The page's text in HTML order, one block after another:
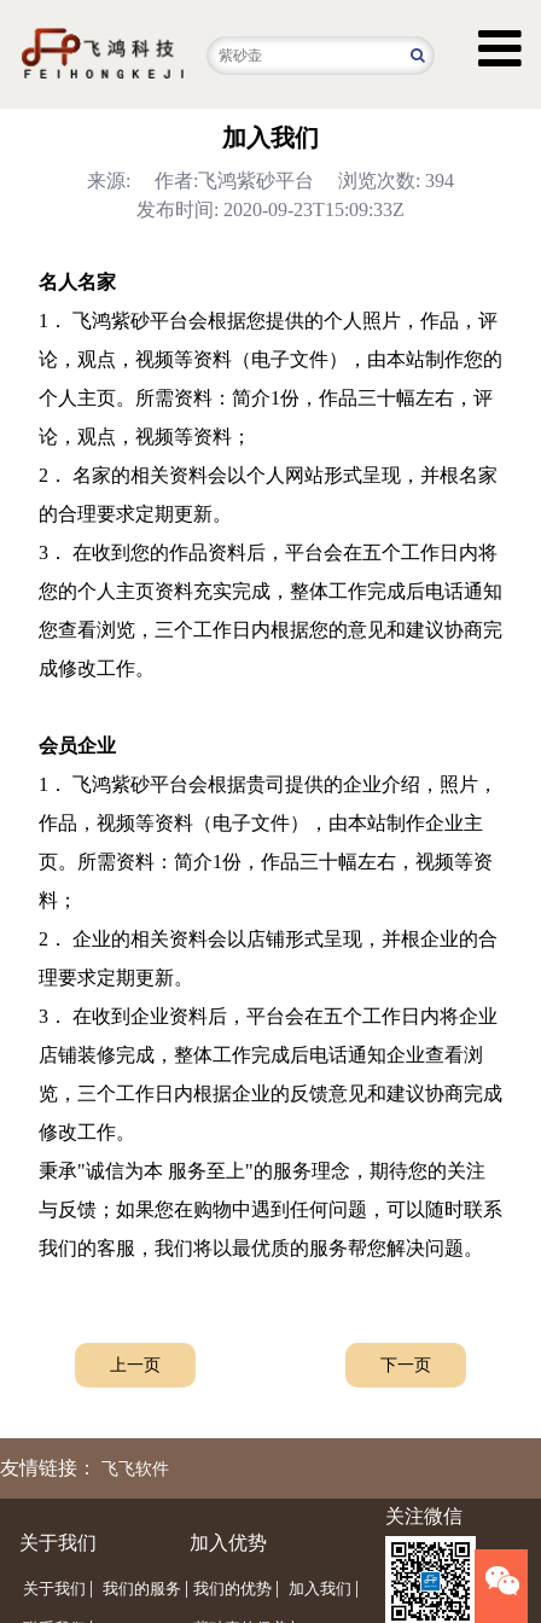
加入我们
来源: 作者:飞鸿紫砂平台
浏览次数: 394
发布时间: 2020-09-23T15:09:33Z
名人名家
1． 飞鸿紫砂平台会根据您提供的个人照片，作品，评
论，观点，视频等资料（电子文件），由本站制作您的
个人主页。所需资料：简介1份，作品三十幅左右，评
论，观点，视频等资料；
2． 名家的相关资料会以个人网站形式呈现，并根名家
的合理要求定期更新。
3． 在收到您的作品资料后，平台会在五个工作日内将
您的个人主页资料充实完成，整体工作完成后电话通知
您查看浏览，三个工作日内根据您的意见和建议协商完
成修改工作。
会员企业
1． 飞鸿紫砂平台会根据贵司提供的企业介绍，照片，
作品，视频等资料（电子文件），由本站制作企业主
页。所需资料：简介1份，作品三十幅左右，视频等资
料；
2． 企业的相关资料会以店铺形式呈现，并根企业的合
理要求定期更新。
3． 在收到企业资料后，平台会在五个工作日内将企业
店铺装修完成，整体工作完成后电话通知企业查看浏
览，三个工作日内根据企业的反馈意见和建议协商完成
修改工作。
秉承"诚信为本 服务至上"的服务理念，期待您的关注
与反馈；如果您在购物中遇到任何问题，可以随时联系
我们的客服，我们将以最优质的服务帮您解决问题。
上一页 下一页
友情链接： 飞飞软件
关于我们
关于我们 | 我们的服务 |
加入优势
我们的优势 | 加入我们 |
关注微信